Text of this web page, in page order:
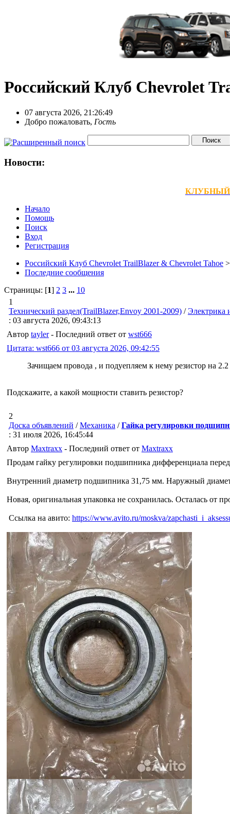
Российский Клуб Chevrolet
07 августа 2026, 21:26:49
Добро пожаловать, Гость
Новости:
КЛУБНЫЙ
Начало
Помощь
Поиск
Вход
Регистрация
Российский Клуб Chevrolet TrailBlazer & Chevrolet Tahoe >
Последние сообщения
Страницы: [1] 2 3 ... 10
1
Технический раздел(TrailBlazer,Envoy 2001-2009) /Электрика
: 03 августа 2026, 09:43:13
Автор tayler- Последний ответ от wst666
Цитата: wst666 от 03 августа 2026, 09:42:55
Зачищаем провода , и подуепляем к нему резистор на
Подскажите, а какой мощности ставить резистор?
2
Доска объявлений /Механика /Гайка регулировки
: 31 июля 2026, 16:45:44
Автор Maxtraxx - Последний ответ от Maxtraxx
Продам гайку регулировки подшипника дифференциала
Внутренний диаметр подшипника 31,75 мм. Наружный
Новая, оригинальная упаковка не сохранилась. Осталась от
Ссылка на авито: https://www.avito.ru/moskva/